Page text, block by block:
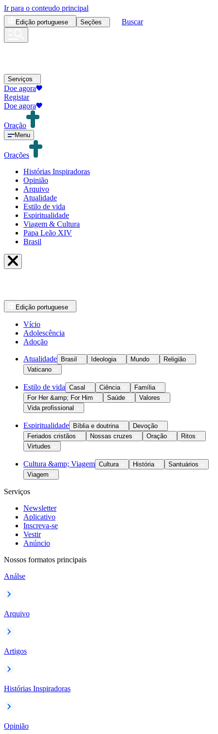
Ir para o conteudo principal
Edição portuguese Seções Buscar
Serviços
Doe agora
Registar
Doe agora
Oração
Menu
Orações
Histórias Inspiradoras
Opinião
Arquivo
Atualidade
Estilo de vida
Espiritualidade
Viagem & Cultura
Papa Leão XIV
Brasil
Edição portuguese
Vício
Adolescência
Adoção
Atualidade Brasil Ideologia Mundo
Religião
Vaticano
Estilo de vida Casal Ciência
Família
For Her &amp; For Him
Saúde
Valores
Vida profissional
Espiritualidade Bíblia e doutrina
Devoção
Feriados cristãos
Nossas cruzes Oração
Ritos
Virtudes
Cultura &amp; Viagem Cultura História
Santuários
Viagem
Serviços
Newsletter
Aplicativo
Inscreva-se
Vestir
Anúncio
Nossos formatos principais
Análse
Arquivo
Artigos
Histórias Inspiradoras
Opinião